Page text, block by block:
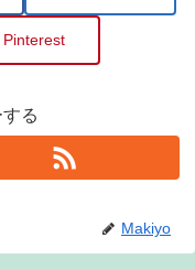
Pinterest
る
Makiyo